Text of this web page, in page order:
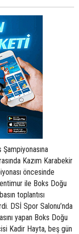
Kazım Karabekir
öncesinde
ile Boks Doğu
toplantısı
DSİ Spor Salonu’nda
yapan Boks Doğu
Kadir Hayta, beş gün